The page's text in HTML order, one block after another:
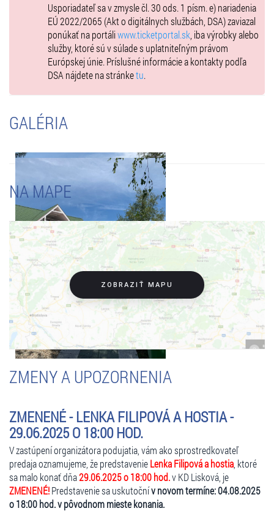
Usporiadateľ sa v zmysle čl. 30 ods. 1 písm. e) nariadenia
EÚ 2022/2065 (Akt o digitálnych službách, DSA) zaviazal
ponúkať na portáliwww.ticketportal.sk , iba výrobky alebo
služby, ktoré sú v súlade s uplatniteľným právom
Európskej únie. Príslušné informácie a kontakty podľa
DSA nájdete na stránketu.
GALÉRIA
NA MAPE
ZOBRAZIŤ MAPU
ZMENY A UPOZORNENIA
ZMENENÉ - LENKA FILIPOVÁ A HOSTIA -
29.06.2025 O 18:00 HOD.
V zastúpení organizátora podujatia, vám ako sprostredkovateľ
predaja oznamujeme, že predstavenieLenka Filipová a hostia , ktoré
sa malo konať dňa29.06.2025 o 18:00 hod.v KD Lisková, je
ZMENENÉ!Predstavenie sa uskutočnív novom termíne: 04.08.2025
o 18:00 hod. v pôvodnom mieste konania.